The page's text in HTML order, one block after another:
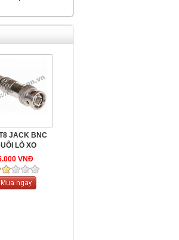
JACK BNC
LÒ XO
VNĐ